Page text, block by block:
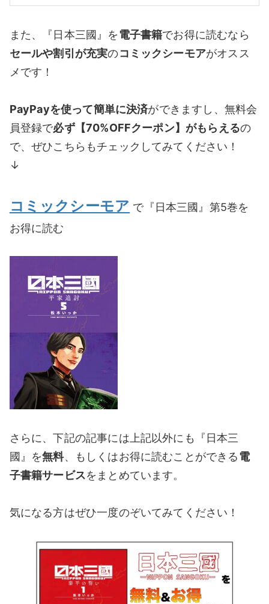
また、『日本三國』を電子書籍でお得に読むなら
セールや割引が充実のコミックシーモアがオスス
メです！
PayPayを使って簡単に決済ができますし、無料会
員登録で必ず【70%OFFクーポン】がもらえるの
で、ぜひこちらもチェックしてみてください！
↓
コミックシーモア で『日本三國』第5巻を
お得に読む
さらに、下記の記事には上記以外にも『日本三
國』を無料、もしくはお得に読むことができる電
子書籍サービスをまとめています。
気になる方はぜひ一度のぞいてみてください！